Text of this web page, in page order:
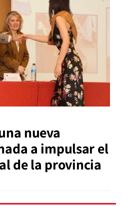
nueva
a impulsar el
de la provincia